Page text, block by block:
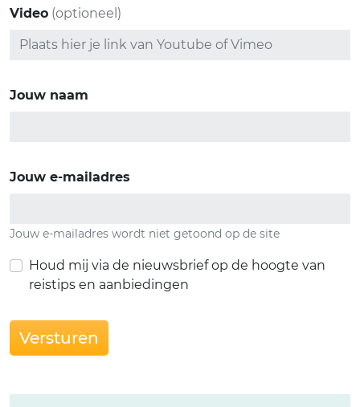
Video (optioneel)
Jouw naam
Jouw e-mailadres
Jouw e-mailadres wordt niet getoond op de site
Houd mij via de nieuwsbrief op de hoogte van
reistips en aanbiedingen
Versturen